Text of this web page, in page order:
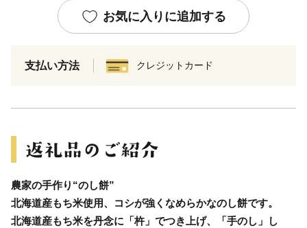
お気に入りに追加する
支払い方法 クレジットカード
農家の手作り“のし餅”
北海道産もち米使用、コシが強くなめらかなのし餅です。
北海道産もち米を丹念に「杵」でつき上げ、「手のし」し